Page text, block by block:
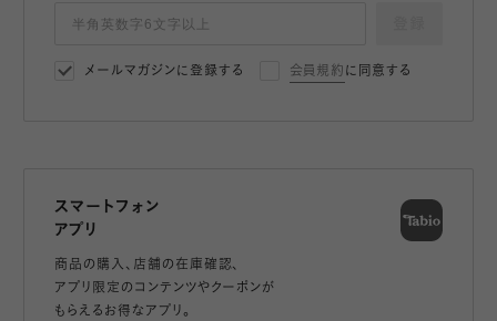
メールマガジンに登録する 会員規約 に同意する
スマートフォン
アプリ
商品の購入、店舗の在庫確認、
アプリ限定のコンテンツやクーポンが
もらえるお得なアプリ。